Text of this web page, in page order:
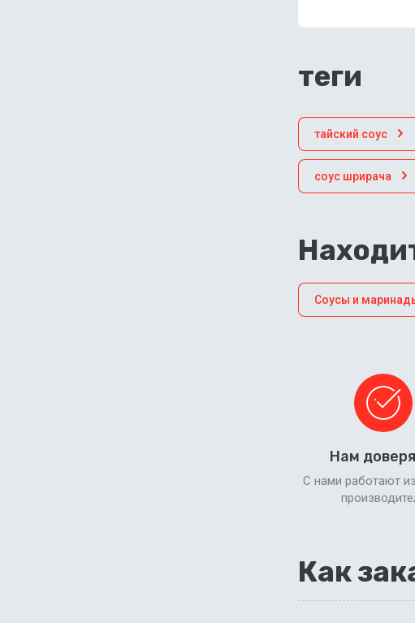
теги
тайский соус
соус шрирача
Соусы и
Нам
С нами работают
Как